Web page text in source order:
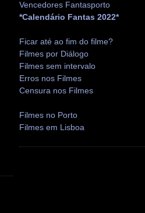
Vencedores Fantasporto
*Calendário Fantas 2022*
Ficar até ao fim do filme?
Filmes por Diálogo
Filmes sem intervalo
Erros nos Filmes
Censura nos Filmes
Filmes no Porto
Filmes em Lisboa